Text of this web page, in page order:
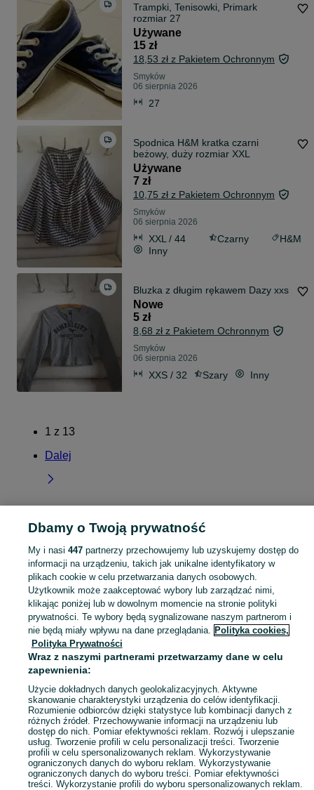
Trampki, Tenisowki, Primark
rozmiar 27
Używane
15 zł
18,53 zł z Pakietem Ochronnym
Smyków
06 sierpnia 2026
27
Spodnica H&M kratka czarni
beżowy, duży rozmiar XXL
Używane
7 zł
10,75 zł z Pakietem Ochronnym
Smyków
06 sierpnia 2026
XXL / 44 Czarny
H&M
Inny
Bluzka z długim rękawem Dazy xxs
Nowe
5 zł
8,68 zł z Pakietem Ochronnym
Smyków
06 sierpnia 2026
XXS / 32 Szary Inny
1 z 13
Dalej
Strona główna Małopolskie Smyków
KATEGORIA
Skorzystaj z największego serwisu ogłoszeniowego - Smyków i okolice! Kupuj to, czego pragniesz i sprzedawaj to, czego już nie potrzebujesz! Zobacz
Mapa kategorii
Mapa miejscowości
Mapa ministron
Popularne wyszukiwania
Dbamy o Twoją prywatność
My i nasi 447partnerzy przechowujemy lub uzyskujemy dostęp do
informacji na urządzeniu, takich jak unikalne identyfikatory w
plikach cookie w celu przetwarzania danych osobowych.
Użytkownik może zaakceptować wybory lub zarządzać nimi,
klikając poniżej lub w dowolnym momencie na stronie polityki
prywatności. Te wybory będą sygnalizowane naszym partnerom i
nie będą miały wpływu na dane przeglądania. Polityka cookies,
Polityka Prywatności
Wraz z naszymi partnerami przetwarzamy dane w celu
zapewnienia:
Użycie dokładnych danych geolokalizacyjnych. Aktywne
skanowanie charakterystyki urządzenia do celów identyfikacji.
Rozumienie odbiorców dzięki statystyce lub kombinacji danych z
różnych źródeł. Przechowywanie informacji na urządzeniu lub
dostęp do nich. Pomiar efektywności reklam. Rozwój i ulepszanie
usług. Tworzenie profili w celu personalizacji treści. Tworzenie
profili w celu spersonalizowanych reklam. Wykorzystywanie
ograniczonych danych do wyboru reklam. Wykorzystywanie
ograniczonych danych do wyboru treści. Pomiar efektywności
treści. Wykorzystanie profili do wyboru spersonalizowanych reklam.